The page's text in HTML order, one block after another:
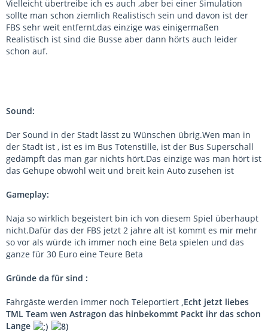
Vielleicht übertreibe ich es auch ,aber bei einer Simulation
sollte man schon ziemlich Realistisch sein und davon ist der
FBS sehr weit entfernt,das einzige was einigermaßen
Realistisch ist sind die Busse aber dann hörts auch leider
schon auf.
Sound:
Der Sound in der Stadt lässt zu Wünschen übrig.Wen man in
der Stadt ist , ist es im Bus Totenstille, ist der Bus Superschall
gedämpft das man gar nichts hört.Das einzige was man hört ist
das Gehupe obwohl weit und breit kein Auto zusehen ist
Gameplay:
Naja so wirklich begeistert bin ich von diesem Spiel überhaupt
nicht.Dafür das der FBS jetzt 2 jahre alt ist kommt es mir mehr
so vor als würde ich immer noch eine Beta spielen und das
ganze für 30 Euro eine Teure Beta
Gründe da für sind :
Fahrgäste werden immer noch Teleportiert ,Echt jetzt liebes
TML Team wen Astragon das hinbekommt Packt ihr das schon
Lange